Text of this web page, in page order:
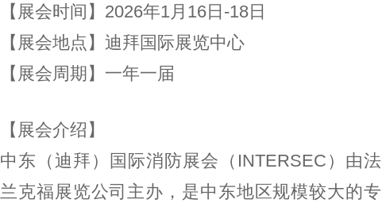
【展会时间】2026年1月16日-18日
【展会地点】迪拜国际展览中心
【展会周期】一年一届
【展会介绍】
中东（迪拜）国际消防展会（INTERSEC）由法
兰克福展览公司主办，是中东地区规模较大的专